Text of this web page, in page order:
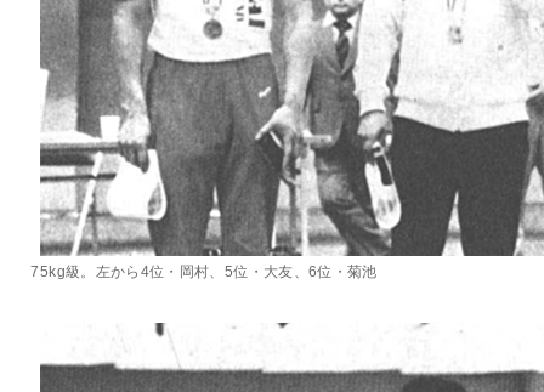
75kg級。左から4位・岡村、5位・大友、6位・菊池